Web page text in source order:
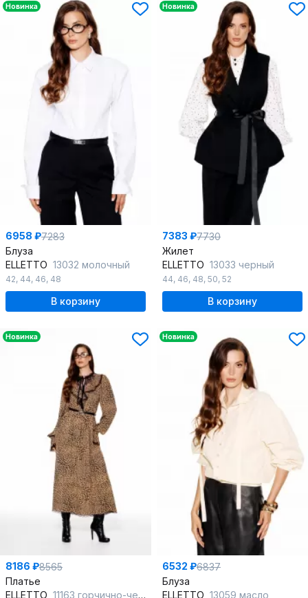
Новинка
6958 ₽7283
Блуза
ELLETTO 13032 молочный
42, 44, 46, 48
В корзину
Новинка
7383 ₽7730
Жилет
ELLETTO 13033 черный
44, 46, 48, 50, 52
В корзину
Новинка
8186 ₽8565
Платье
ELLETTO 11163 горчично-черный
Новинка
6532 ₽6837
Блуза
ELLETTO 13059 масло